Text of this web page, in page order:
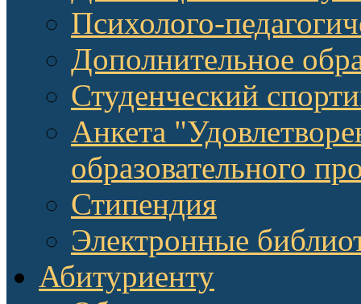
Психолого-
Дополнительное
Студенческий
Анкета
образовательного
Стипендия
Электронные
Абитуриенту